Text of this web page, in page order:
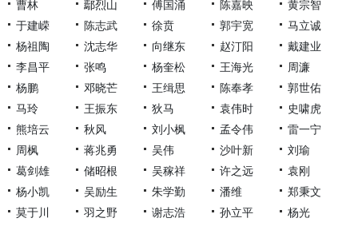
曹林
鄢烈山 傅国涌 陈嘉映
黄宗智
于建嵘
陈志武 徐贲 郭宇宽
马立诚
杨祖陶
沈志华 向继东 赵汀阳
戴建业
李昌平
张鸣 杨奎松 王海光
周濂
杨鹏
邓晓芒 王缉思 陈奉孝
郭世佑
马玲
王振东 狄马 袁伟时
史啸虎
熊培云
秋风 刘小枫 孟令伟
雷一宁
周枫
蒋兆勇 吴伟 沙叶新
刘瑜
葛剑雄
储昭根 吴稼祥 许之远
袁刚
杨小凯
吴励生 朱学勤 潘维
郑秉文
莫于川
羽之野 谢志浩 孙立平 杨光